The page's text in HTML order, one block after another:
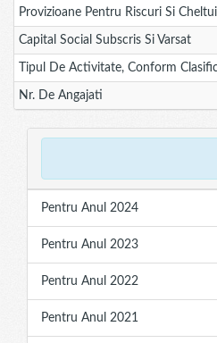
Provizioane Pentru Riscuri Si
Capital Social Subscris Si Varsat
Tipul De Activitate, Conform
Nr. De Angajati
Pentru Anul 2024
Pentru Anul 2023
Pentru Anul 2022
Pentru Anul 2021